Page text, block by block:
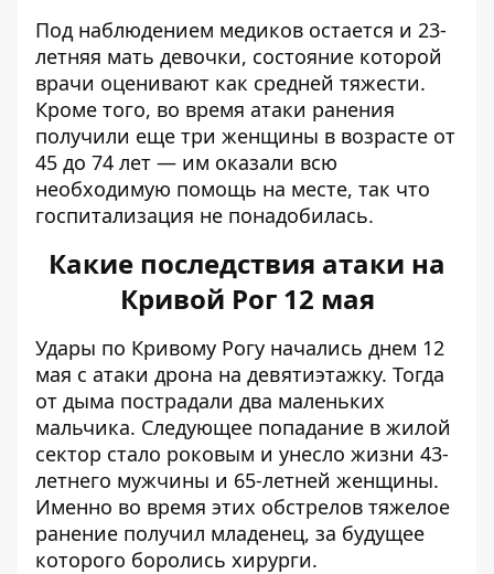
Под наблюдением медиков остается и 23-
летняя мать девочки, состояние которой
врачи оценивают как средней тяжести.
Кроме того, во время атаки ранения
получили еще три женщины в возрасте от
45 до 74 лет — им оказали всю
необходимую помощь на месте, так что
госпитализация не понадобилась.
Какие последствия атаки на
Кривой Рог 12 мая
Удары по Кривому Рогу начались днем ​​12
мая с атаки дрона на девятиэтажку. Тогда
от дыма пострадали два маленьких
мальчика. Следующее попадание в жилой
сектор стало роковым и унесло жизни 43-
летнего мужчины и 65-летней женщины.
Именно во время этих обстрелов тяжелое
ранение получил младенец, за будущее
которого боролись хирурги.